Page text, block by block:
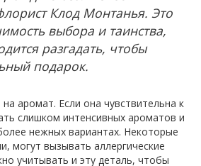
Клод Монтанья. Это
выбора и таинства,
разгадать, чтобы
подарок.
аромат. Если она чувствительна к
слишком интенсивных ароматов и
нежных вариантах. Некоторые
могут вызывать аллергические
учитывать и эту деталь, чтобы